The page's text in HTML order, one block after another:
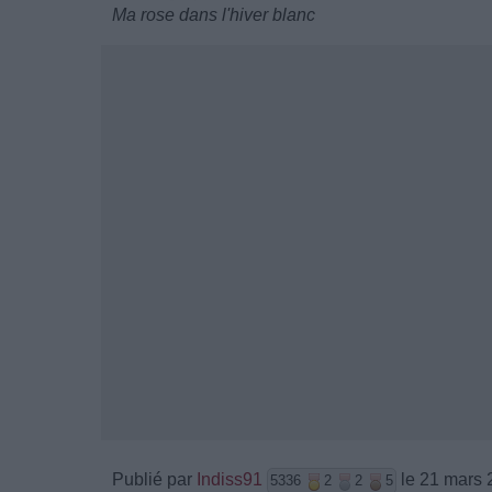
Ma rose dans l'hiver blanc
Publié par Indiss91 5336 2 2 5 le 21 mars